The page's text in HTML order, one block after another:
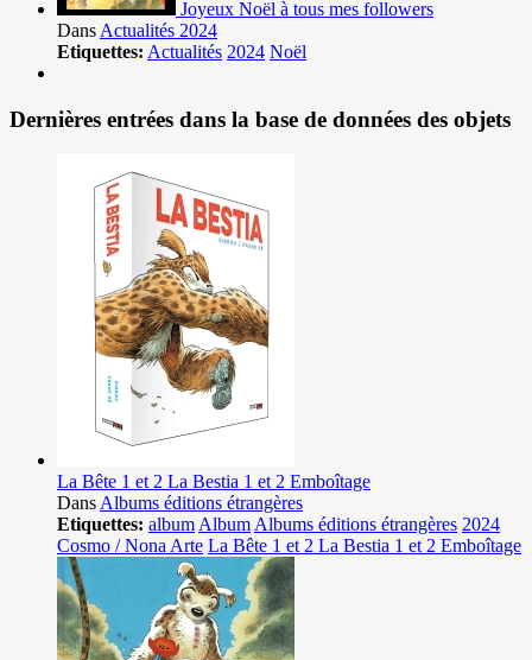
Joyeux Noël à tous mes followers
Dans Actualités 2024
Etiquettes: Actualités 2024 Noël
Dernières entrées dans la base de données des objets
La Bête 1 et 2 La Bestia 1 et 2 Emboîtage
Dans Albums éditions étrangères
Etiquettes: album Album Albums éditions étrangères 2024
Cosmo / Nona Arte La Bête 1 et 2 La Bestia 1 et 2 Emboîtage